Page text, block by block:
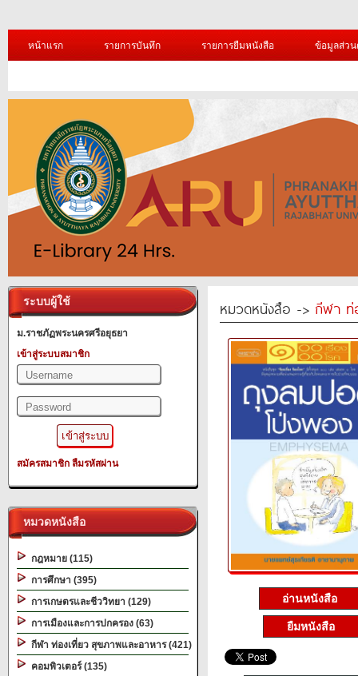
หน้าแรก รายการบันทึก รายการยืมหนังสือ ข้อมูลส่ว
ระบบผู้ใช้
ม.ราชภัฏพระนครศรีอยุธยา
เข้าสู่ระบบสมาชิก
สมัครสมาชิก ลืมรหัสผ่าน
หมวดหนังสือ
กฎหมาย (115)
การศึกษา (395)
การเกษตรและชีววิทยา (129)
การเมืองและการปกครอง (63)
กีฬา ท่องเที่ยว สุขภาพและอาหาร (421)
คอมพิวเตอร์ (135)
หมวดหนังสือ -> กีฬา ท่
อ่านหนังสือ
ยืมหนังสือ